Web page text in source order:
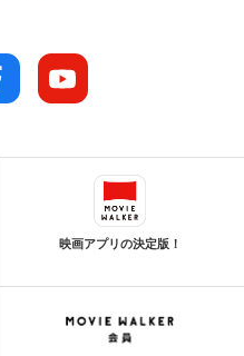
映画アプリの決定版！